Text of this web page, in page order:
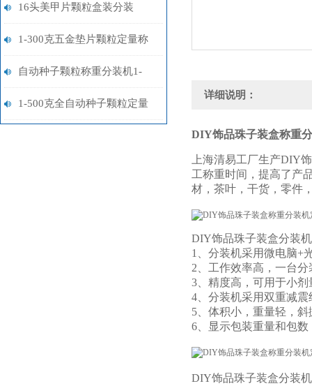
装机厂家定制
16头美甲片颗粒盒装分装
机/24头软陶片颗粒分装机厂
家
1-300克五金垫片颗粒定量称
重分装机厂家
自动种子颗粒称重分装机1-
500克
1-500克全自动种子颗粒定量
详细说明：
DIY饰品珠子装盒称重
上海清易工厂生产DIY
工称重时间，提高了产
材，茶叶，干货，零件
DIY饰品珠子装盒分装
1、分装机采用微电脑+
2、工作效率高，一台
3、精度高，可用于小
4、分装机采用双重减
5、体积小，重量轻，
6、显示包装重量和包
DIY饰品珠子装盒分装